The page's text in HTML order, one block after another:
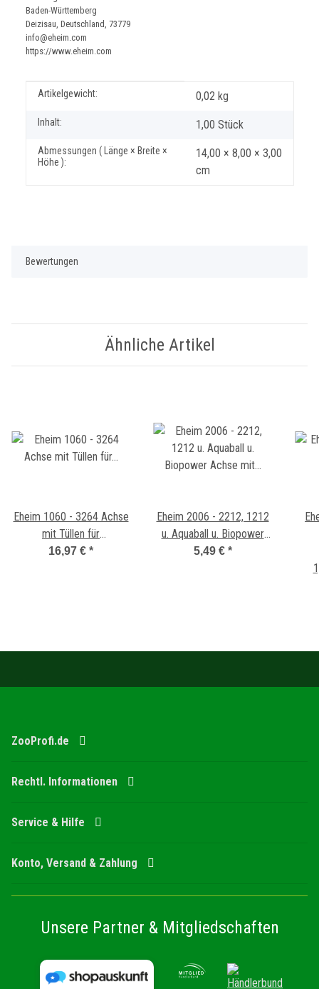
Baden-Württemberg
Deizisau, Deutschland, 73779
info@eheim.com
https://www.eheim.com
Produkteigenschaft
Wert
Artikelgewicht: 0,02 kg
Inhalt: 1,00 Stück
Abmessungen ( Länge × Breite ×
Höhe ):
14,00 × 8,00 × 3,00
cm
Bewertungen
Ähnliche Artikel
Eheim 1060 - 3264 Achse
mit Tüllen für
Universalpumpe
16,97 € *
Eheim 2006 - 2212, 1212
u. Aquaball u. Biopower
Achse mit T?llen
5,49 € *
ZooProfi.de
Rechtl. Informationen
Service & Hilfe
Konto, Versand & Zahlung
Unsere Partner & Mitgliedschaften